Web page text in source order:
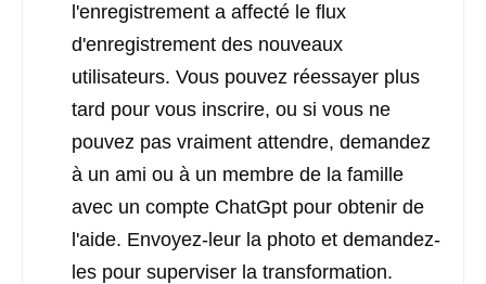
l'enregistrement a affecté le flux
d'enregistrement des nouveaux
utilisateurs. Vous pouvez réessayer plus
tard pour vous inscrire, ou si vous ne
pouvez pas vraiment attendre, demandez
à un ami ou à un membre de la famille
avec un compte ChatGpt pour obtenir de
l'aide. Envoyez-leur la photo et demandez-
les pour superviser la transformation.